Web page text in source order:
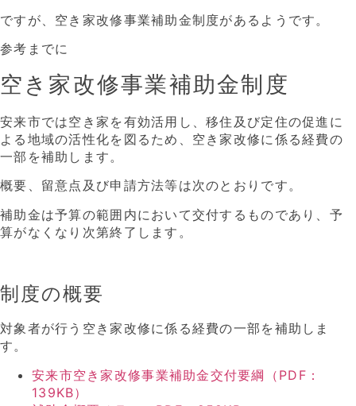
ですが、空き家改修事業補助金制度があるようです。
参考までに
空き家改修事業補助金制度
安来市では空き家を有効活用し、移住及び定住の促進に
よる地域の活性化を図るため、空き家改修に係る経費の
一部を補助します。
概要、留意点及び申請方法等は次のとおりです。
補助金は予算の範囲内において交付するものであり、予
算がなくなり次第終了します。
制度の概要
対象者が行う空き家改修に係る経費の一部を補助しま
す。
安来市空き家改修事業補助金交付要綱（PDF：
139KB）